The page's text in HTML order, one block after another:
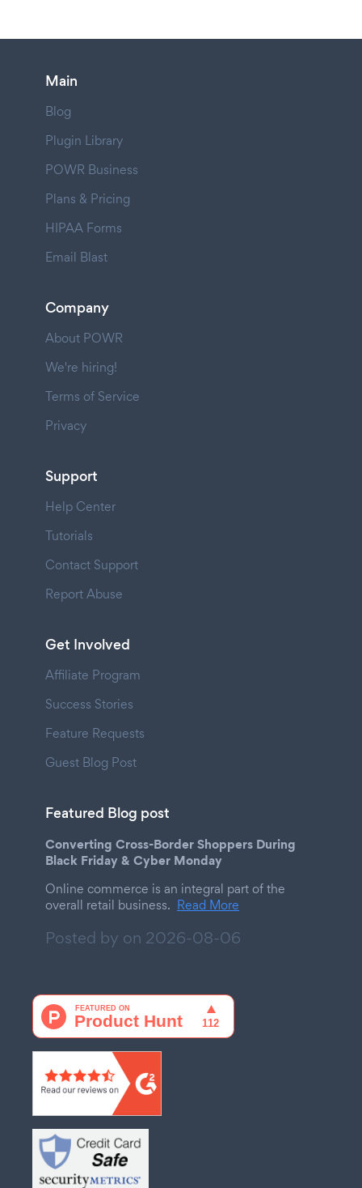
Main
Blog
Plugin Library
POWR Business
Plans & Pricing
HIPAA Forms
Email Blast
Company
About POWR
We're hiring!
Terms of Service
Privacy
Support
Help Center
Tutorials
Contact Support
Report Abuse
Get Involved
Affiliate Program
Success Stories
Feature Requests
Guest Blog Post
Featured Blog post
Converting Cross-Border Shoppers During
Black Friday & Cyber Monday
Online commerce is an integral part of the
overall retail business. Read More
Posted by on 2026-08-06